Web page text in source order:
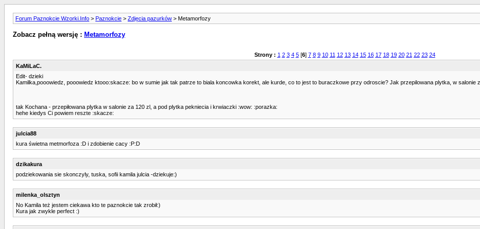
Forum Paznokcie Wzorki.Info > Paznokcie > Zdjęcia pazurków > Metamorfozy
Zobacz pełną wersję : Metamorfozy
Strony : 1 2 3 4 5[6] 7 8 9 10 11 12 13 14 15 16 17 18 19 20 21 22 23 24
KaMiLaC.
Edit- dzieki
Kamilka,pooowiedz, pooowiedz ktooo:skacze: bo w sumie jak tak patrze to biala koncowka korekt, ale kurde, co to jest to buraczkowe przy odroscie? Jak przepilowana plytka, w salonie
tak Kochana - przepiłowana plytka w salonie za 120 zl, a pod plytka pekniecia i krwiaczki :wow: :porazka:
hehe kiedys Ci powiem reszte :skacze:
julcia88
kura świetna metmorfoza :D i zdobienie cacy :P:D
dzikakura
podziekowania sie skonczyly, tuska, sofii kamila julcia -dziekuje:)
milenka_olsztyn
No Kamila też jestem ciekawa kto te paznokcie tak zrobił:)
Kura jak zwykle perfect :)